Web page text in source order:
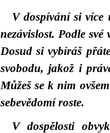
V dospívání si více
nezávislost. Podle
Dosud si vybíráš
svobodu, jakož i
Můžeš se k nim
sebevědomí roste.
V dospělosti